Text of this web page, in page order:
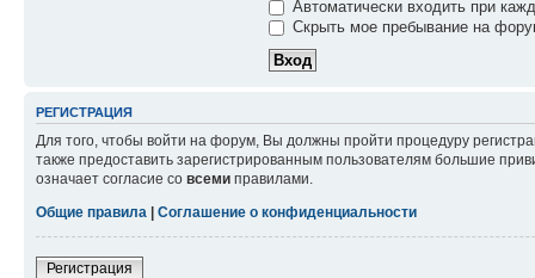
Автоматически входить при
Скрыть мое пребывание на
РЕГИСТРАЦИЯ
Для того, чтобы войти на форум, Вы должны пройти процедуру
также предоставить зарегистрированным пользователям большие
означает согласие со всеми правилами.
Общие правила | Соглашение о конфиденциальности
Регистрация